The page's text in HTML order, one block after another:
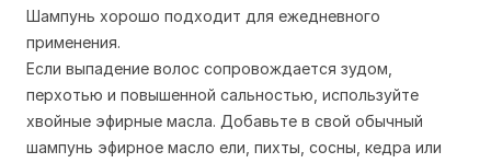
Шампунь хорошо подходит для ежедневного
применения.
Если выпадение волос сопровождается зудом,
перхотью и повышенной сальностью, используйте
хвойные эфирные масла. Добавьте в свой обычный
шампунь эфирное масло ели, пихты, сосны, кедра или